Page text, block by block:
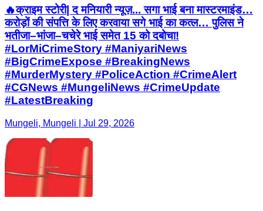
🔥क्राइम स्टोरी| द मनियारी न्यूज़... सगा भाई बना मास्टरमाइंड…
करोड़ों की संपत्ति के लिए करवाया सगे भाई का कत्ल… पुलिस ने
भतीजा–भांजा–चचेरे भाई समेत 15 को दबोचा!
#LorMiCrimeStory #ManiyariNews
#BigCrimeExpose #BreakingNews
#MurderMystery #PoliceAction #CrimeAlert
#CGNews #MungeliNews #CrimeUpdate
#LatestBreaking
Mungeli, Mungeli | Jul 29, 2026